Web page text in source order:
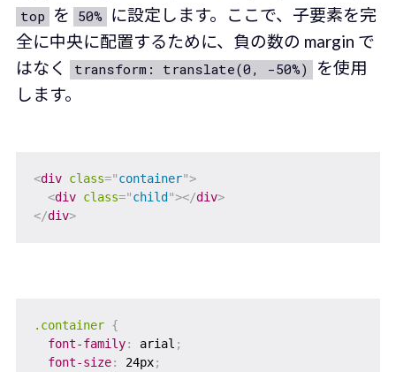
top を 50% に設定します。ここで、子要素を完
全に中央に配置するために、負の数の margin で
はなく
transform: translate(0, -50%)
を使用
します。
<div class="container">
<div class="child "></div>
</div>
.container {
font-family: arial ;
font-size: 24px;